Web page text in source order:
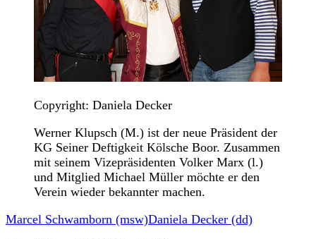
Copyright: Daniela Decker
Werner Klupsch (M.) ist der neue Präsident der
KG Seiner Deftigkeit Kölsche Boor. Zusammen
mit seinem Vizepräsidenten Volker Marx (l.)
und Mitglied Michael Müller möchte er den
Verein wieder bekannter machen.
Marcel Schwamborn (msw)Daniela Decker (dd)